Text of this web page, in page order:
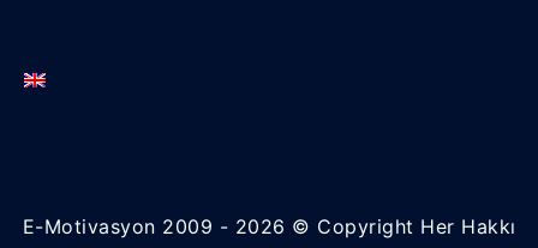
E-Motivasyon 2009 - 2026 © Copyright Her Hakkı